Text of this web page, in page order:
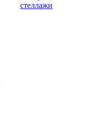
стеллажи